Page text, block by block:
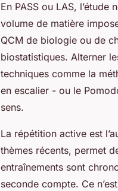
En PASS ou LAS,
volume de matière
QCM de biologie ou de
biostatistiques. Alterner
techniques comme la
en escalier - ou le
sens.
La répétition active est
thèmes récents, permet
entraînements sont
seconde compte. Ce